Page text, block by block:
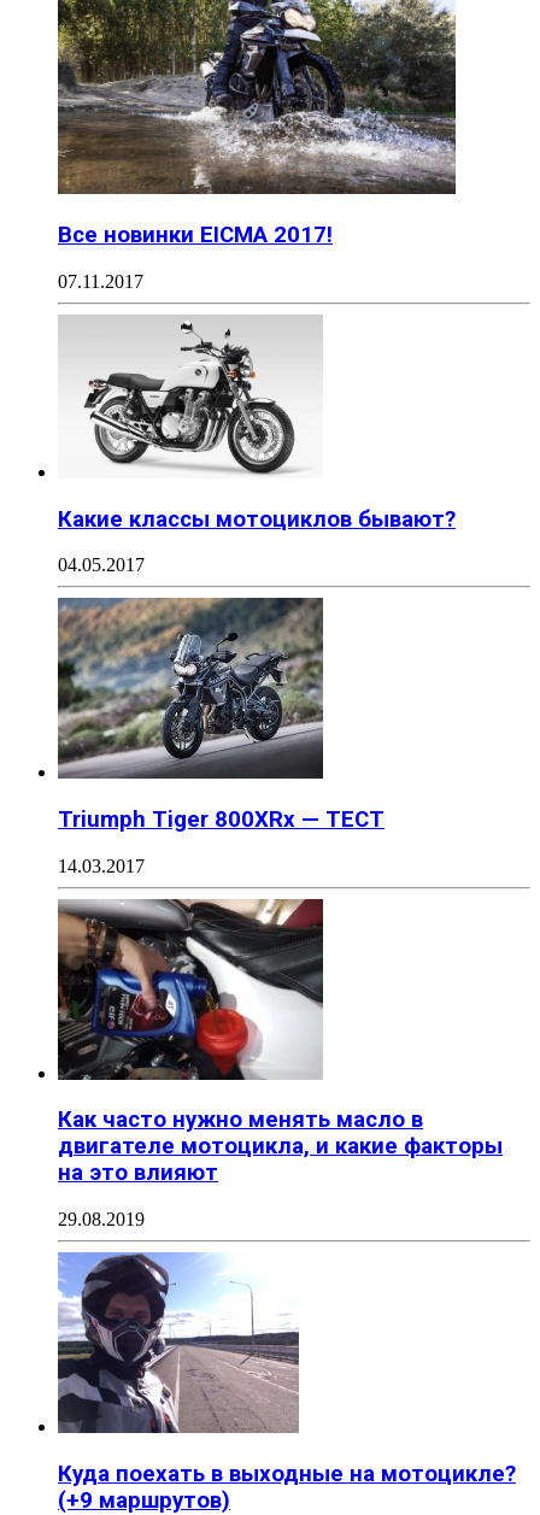
Все новинки EICMA 2017!
07.11.2017
Какие классы мотоциклов бывают?
04.05.2017
Triumph Tiger 800XRx — ТЕСТ
14.03.2017
Как часто нужно менять масло в
двигателе мотоцикла, и какие факторы
на это влияют
29.08.2019
Куда поехать в выходные на мотоцикле?
(+9 маршрутов)